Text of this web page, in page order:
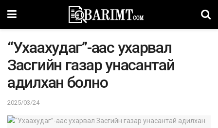
“Ухаахудаг”-аас ухарвал
Засгийн газар унасантай
адилхан болно
2025/03/24